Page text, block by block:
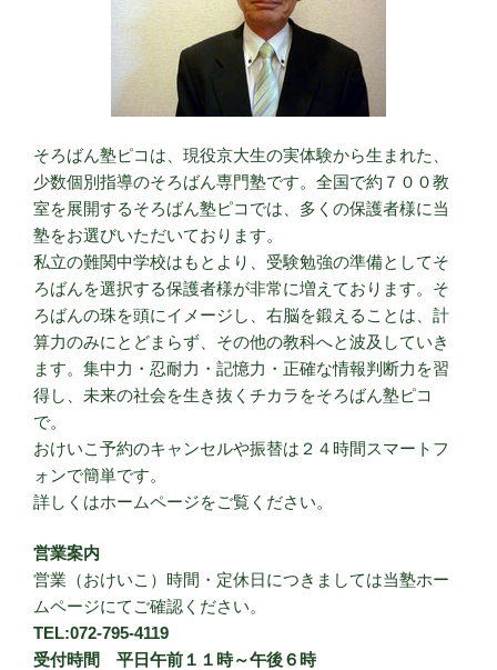
そろばん塾ピコは、現役京大生の実体験から生まれた、
少数個別指導のそろばん専門塾です。全国で約７００教
室を展開するそろばん塾ピコでは、多くの保護者様に当
塾をお選びいただいております。
私立の難関中学校はもとより、受験勉強の準備としてそ
ろばんを選択する保護者様が非常に増えております。そ
ろばんの珠を頭にイメージし、右脳を鍛えることは、計
算力のみにとどまらず、その他の教科へと波及していき
ます。集中力・忍耐力・記憶力・正確な情報判断力を習
得し、未来の社会を生き抜くチカラをそろばん塾ピコ
で。
おけいこ予約のキャンセルや振替は２４時間スマートフ
ォンで簡単です。
詳しくはホームページをご覧ください。
営業案内
営業（おけいこ）時間・定休日につきましては当塾ホー
ムページにてご確認ください。
TEL:072-795-4119
受付時間 平日午前１１時～午後６時